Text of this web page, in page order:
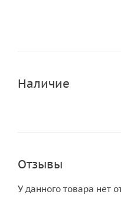
Наличие
Отзывы
У данного товара нет